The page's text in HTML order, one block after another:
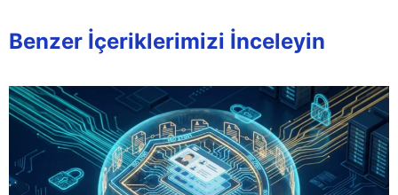
Benzer İçeriklerimizi İnceleyin